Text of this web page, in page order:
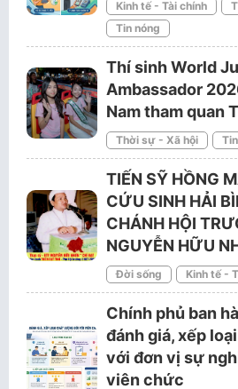
Kinh tế - Tài chính
Tin nóng
Thí sinh World
Ambassador
Nam tham quan
Thời sự - Xã hội
TIẾN SỸ HỒNG
CỨU SINH HẢI
CHÁNH HỘI
NGUYỄN HỮU
Đời sống Kinh tế -
Chính phủ ban
đánh giá, xếp
với đơn vị sự
viên chức